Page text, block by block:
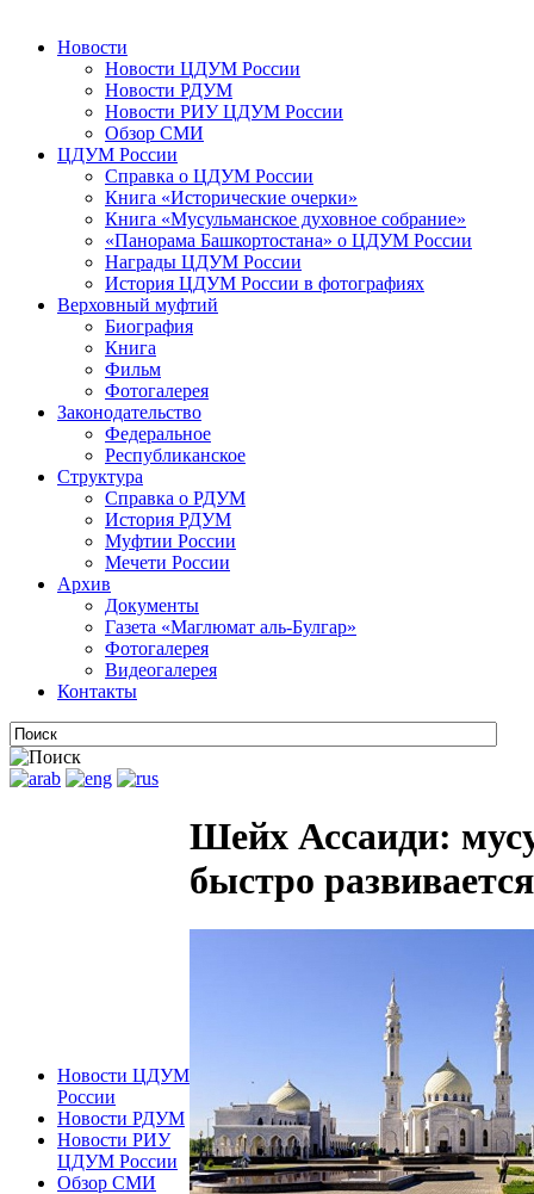
Новости
Новости ЦДУМ России
Новости РДУМ
Новости РИУ ЦДУМ России
Обзор СМИ
ЦДУМ России
Справка о ЦДУМ России
Книга «Исторические очерки»
Книга «Мусульманское духовное собрание»
«Панорама Башкортостана» о ЦДУМ России
Награды ЦДУМ России
История ЦДУМ России в фотографиях
Верховный муфтий
Биография
Книга
Фильм
Фотогалерея
Законодательство
Федеральное
Республиканское
Структура
Справка о РДУМ
История РДУМ
Муфтии России
Мечети России
Архив
Документы
Газета «Маглюмат аль-Булгар»
Фотогалерея
Видеогалерея
Контакты
Новости ЦДУМ
России
Новости РДУМ
Новости РИУ
ЦДУМ России
Обзор СМИ
Шейх Ассаиди:
быстро развивается